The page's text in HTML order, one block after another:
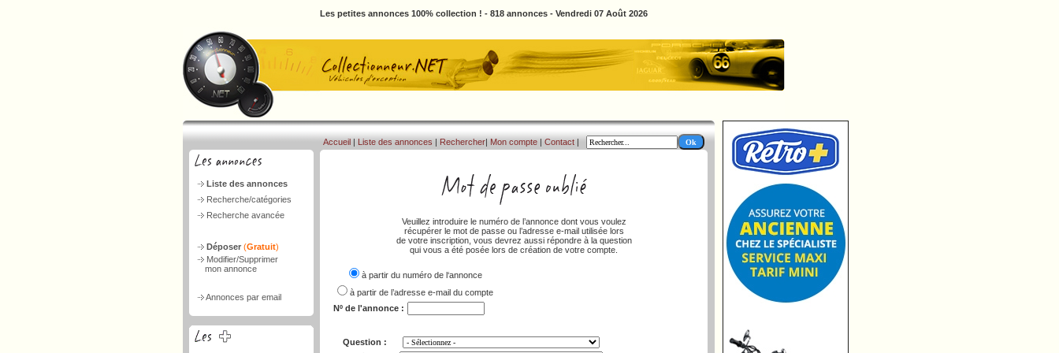
Les petites annonces 100% collection ! - 818 annonces - Vendredi 07 Août 2026
Liste des annonces
Recherche/catégories
Recherche avancée
Déposer (Gratuit)
Modifier/Supprimer
mon annonce
Annonces par email
Accueil | Liste des annonces | Rechercher| Mon compte | Contact |
Veuillez introduire le numéro de l’annonce dont vous voulez
récupérer le mot de passe ou l’adresse e-mail utilisée lors
de votre inscription, vous devrez aussi répondre à la question
qui vous a été posée lors de création de votre compte.
à partir du numéro de l‘annonce
à partir de l’adresse e-mail du compte
Nº de l'annonce :
Question :